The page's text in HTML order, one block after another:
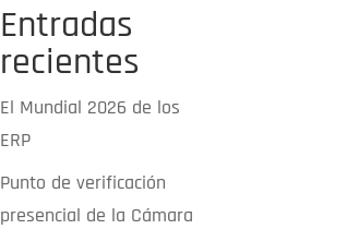
Entradas
recientes
El Mundial 2026 de los
ERP
Punto de verificación
presencial de la Cámara